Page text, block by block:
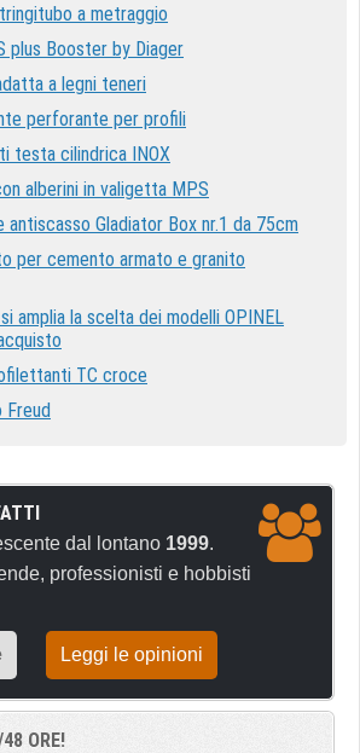
a metraggio
plus Booster by Diager
a legni teneri
perforante per profili
testa cilindrica INOX
alberini in valigetta MPS
Gladiator Box nr.1 da 75cm
per cemento armato e granito
amplia la scelta dei modelli OPINEL
TC croce
Freud
dal lontano 1999.
professionisti e hobbisti
Leggi le opinioni
ORE!